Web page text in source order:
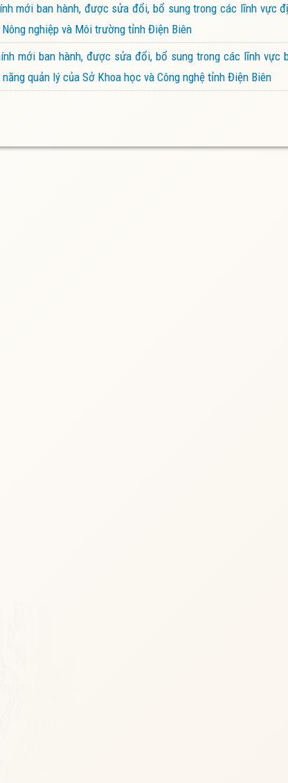
mới ban hành, được sửa đổi, bổ sung trong các lĩnh vực
nghiệp và Môi trường tỉnh Điện Biên
mới ban hành, được sửa đổi, bổ sung trong các lĩnh vực
quản lý của Sở Khoa học và Công nghệ tỉnh Điện Biên